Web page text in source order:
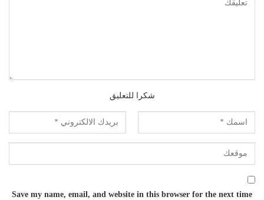
شكرا للتعليق
Save my name, email, and website in this browser for the next time